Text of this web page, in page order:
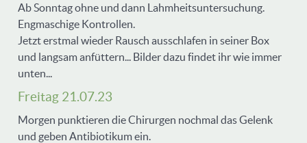
Ab Sonntag ohne und dann Lahmheitsuntersuchung.
Engmaschige Kontrollen.
Jetzt erstmal wieder Rausch ausschlafen in seiner Box
und langsam anfüttern... Bilder dazu findet ihr wie immer
unten...
Freitag 21.07.23
Morgen punktieren die Chirurgen nochmal das Gelenk
und geben Antibiotikum ein.